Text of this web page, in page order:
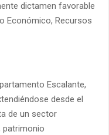
dictamen favorable
Económico, Recursos
Escalante,
desde el
de un sector
patrimonio